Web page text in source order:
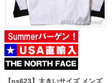
【ns623】大きいサイズ メンズ